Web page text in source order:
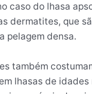
caso do lhasa
dermatites, que
pelagem densa.
também
lhasas de idades